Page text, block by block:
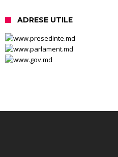
ADRESE UTILE